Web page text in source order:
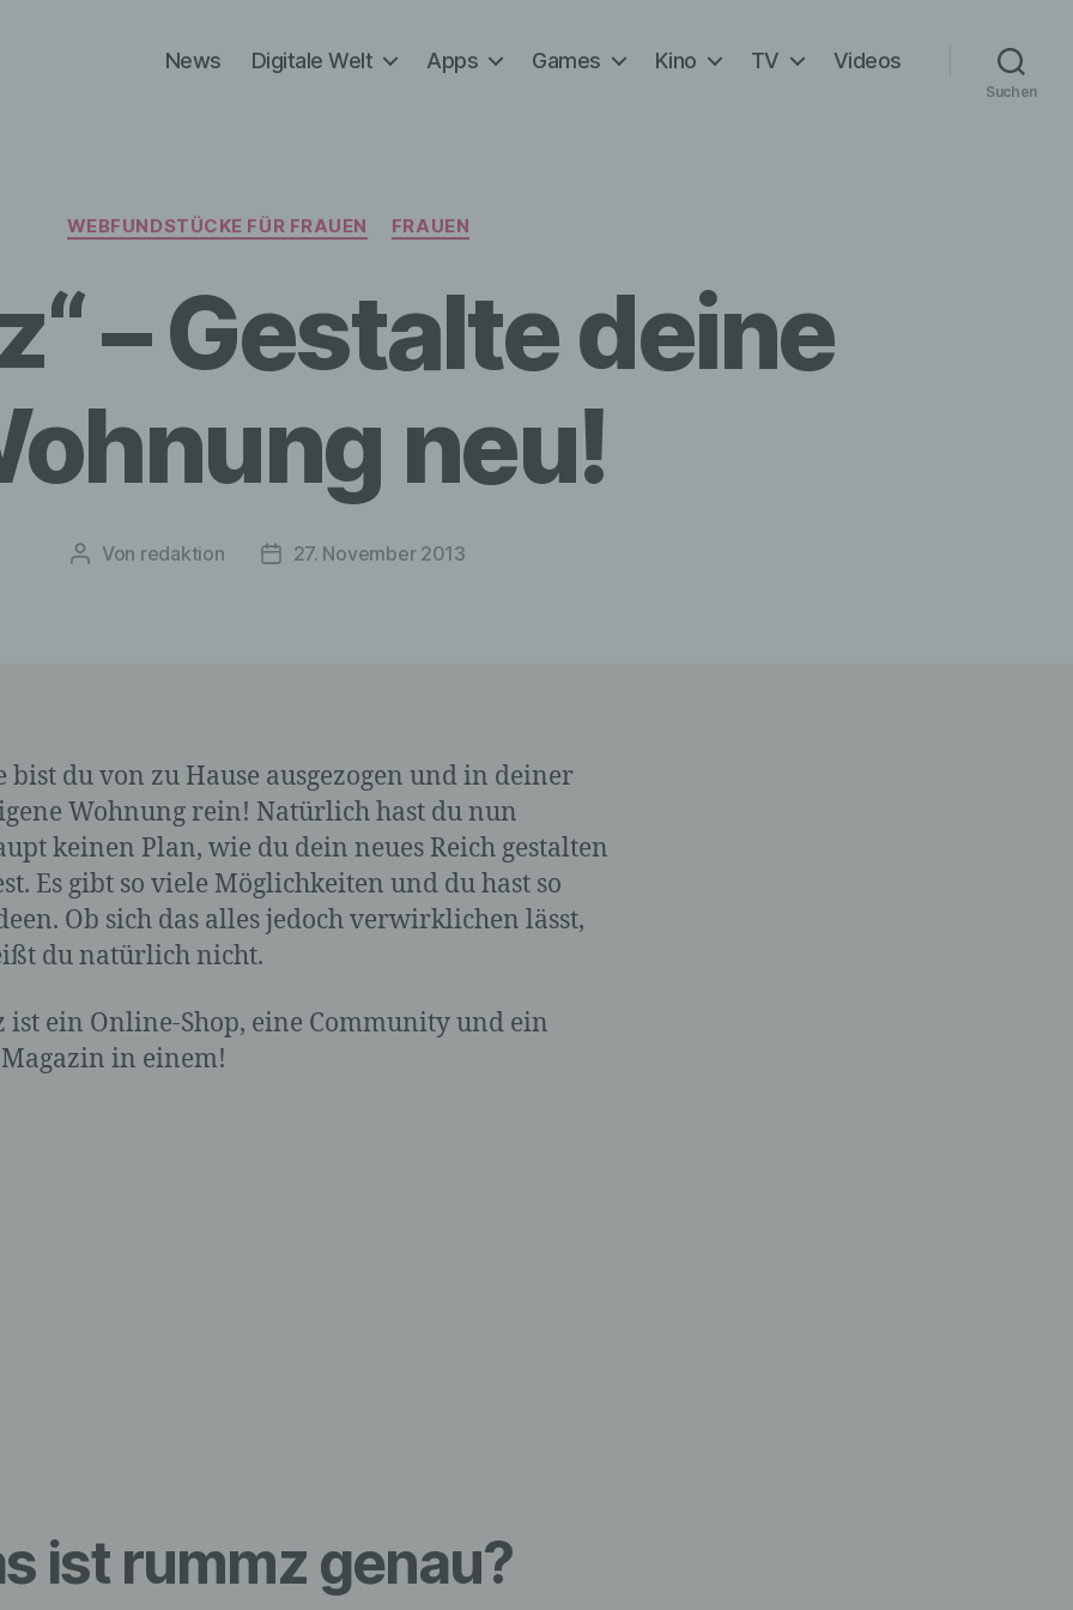
News Digitale Welt Apps Games Kino TV Videos
Suchen
Kategorien
WEBFUNDSTÜCKE FÜR FRAUEN FRAUEN
– Gestalte deine
neu!
Beitragsautor
Von redaktion Veröffentlichungsdatum
27. November 2013
bist du von zu Hause ausgezogen und in deiner
Wohnung rein! Natürlich hast du nun
keinen Plan, wie du dein neues Reich gestalten
Es gibt so viele Möglichkeiten und du hast so
Ob sich das alles jedoch verwirklichen lässt,
du natürlich nicht.
ist ein Online-Shop, eine Community und ein
in einem!
ist rummz genau?